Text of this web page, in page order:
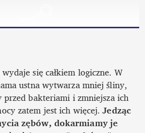
się całkiem logiczne. W
ustna wytwarza mniej śliny,
bakteriami i zmniejsza ich
zatem jest ich więcej. Jedząc
zębów, dokarmiamy je